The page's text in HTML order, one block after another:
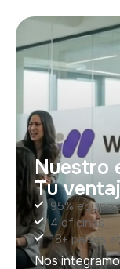
Nuestro
Tu
95% equipo
4 oficinas
18+ países
Nos